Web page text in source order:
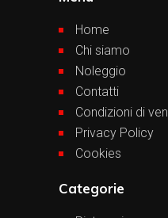
Home
Chi siamo
Noleggio
Contatti
Condizioni di
Privacy Policy
Cookies
Categorie